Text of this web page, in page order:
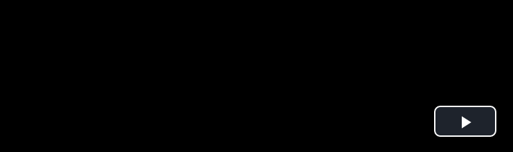
Play